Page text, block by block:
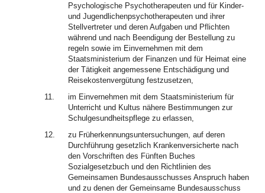
Psychologische Psychotherapeuten und für Kinder-
und Jugendlichenpsychotherapeuten und ihrer
Stellvertreter und deren Aufgaben und Pflichten
während und nach Beendigung der Bestellung zu
regeln sowie im Einvernehmen mit dem
Staatsministerium der Finanzen und für Heimat eine
der Tätigkeit angemessene Entschädigung und
Reisekostenvergütung festzusetzen,
11.
im Einvernehmen mit dem Staatsministerium für
Unterricht und Kultus nähere Bestimmungen zur
Schulgesundheitspflege zu erlassen,
12.
zu Früherkennungsuntersuchungen, auf deren
Durchführung gesetzlich Krankenversicherte nach
den Vorschriften des Fünften Buches
Sozialgesetzbuch und den Richtlinien des
Gemeinsamen Bundesausschusses Anspruch haben
und zu denen der Gemeinsame Bundesausschuss